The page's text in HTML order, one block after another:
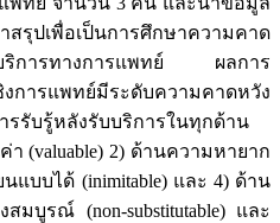
รุปเพื่อเป็นการศึกษาความคาด
บริการทางการแพทย์ ผลการ
ารแพทย์มีระดับความคาดหวัง
รรับรู้หลังรับบริการในทุกด้าน
(valuable) 2) ด้านความหายาก
แบบได้ (inimitable) และ 4) ด้าน
มบูรณ์ (non-substitutable) และ